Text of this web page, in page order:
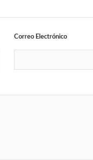
Correo Electrónico